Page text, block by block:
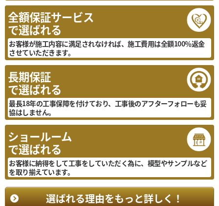
全額保証サービス
で選ばれる
お客様が施工内容に満足されなければ、施工費用は全額100％返金
させていただきます。
長期保証
で選ばれる
最長18年の工事保障を付けており、工事後のアフターフォローも妥
協はしません。
ショールーム
で選ばれる
お客様に納得をして工事をしていただく為に、模型やサンプルなど
を取り揃えています。
選ばれる理由をもっと詳しく！